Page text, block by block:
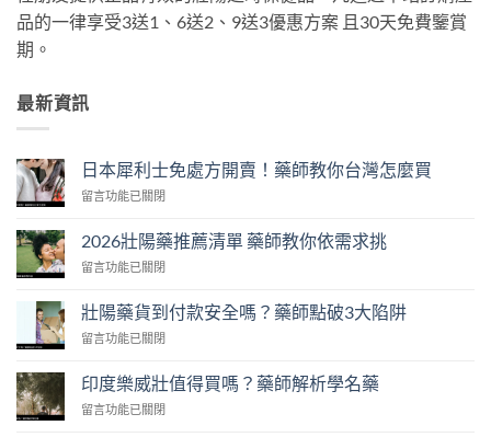
品的一律享受3送1、6送2、9送3優惠方案 且30天免費鑒賞
期。
最新資訊
日本犀利士免處方開賣！藥師教你台灣怎麼買
在
犀
利
免
處
方
賣！
師
留言功能已關閉
2026壯陽藥推薦清單 藥師教你依需求挑
在
壯
陽
藥
薦
清
單
留言功能已關閉
壯陽藥貨到付款安全嗎？藥師點破3大陷阱
在
陽
藥
貨
留言功能已關閉
印度樂威壯值得買嗎？藥師解析學名藥
在
留言功能已關閉